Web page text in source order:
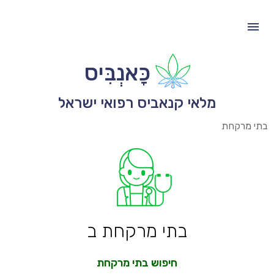
כָּאנְבִּיס
מלאי קנאביס רפואי ישראל
בתי מרקחת
בתי מרקחת ב
חיפוש בתי מרקחת